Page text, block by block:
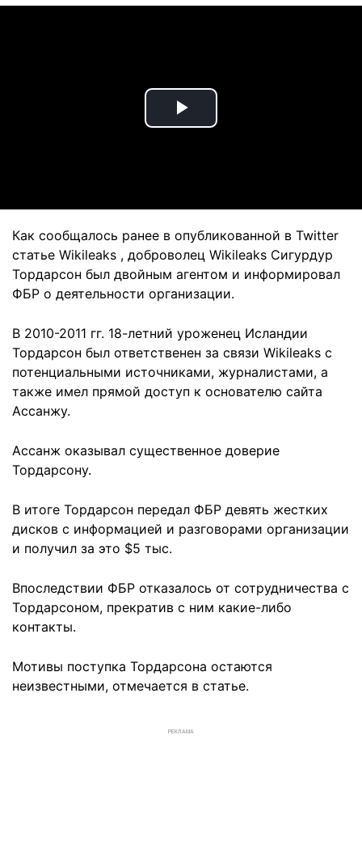
Play
Как сообщалось ранее в опубликованной в Twitter
статье Wikileaks , доброволец Wikileaks Сигурдур
Тордарсон был двойным агентом и информировал
ФБР о деятельности организации.
В 2010-2011 гг. 18-летний уроженец Исландии
Тордарсон был ответственен за связи Wikileaks с
потенциальными источниками, журналистами, а
также имел прямой доступ к основателю сайта
Ассанжу.
Ассанж оказывал существенное доверие
Тордарсону.
В итоге Тордарсон передал ФБР девять жестких
дисков с информацией и разговорами организации
и получил за это $5 тыс.
Впоследствии ФБР отказалось от сотрудничества с
Тордарсоном, прекратив с ним какие-либо
контакты.
Мотивы поступка Тордарсона остаются
неизвестными, отмечается в статье.
РЕКЛАМА